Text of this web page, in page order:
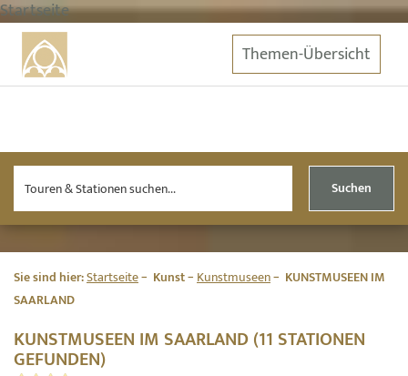
Startseite
Themen-Übersicht
Suchen
Sie sind hier:Startseite Kunst Kunstmuseen
KUNSTMUSEEN IM
SAARLAND
KUNSTMUSEEN IM SAARLAND (11 STATIONEN
GEFUNDEN)